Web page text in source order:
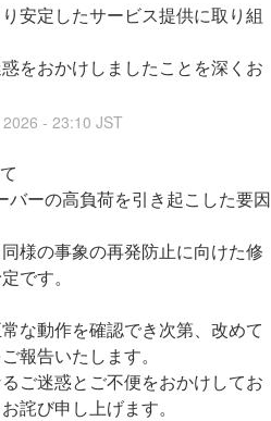
安定したサービス提供に取り組
をおかけしましたことを深くお
2026 - 23:10 JST
ーの高負荷を引き起こした要因
様の事象の再発防止に向けた修
です。
な動作を確認でき次第、改めて
報告いたします。
ご迷惑とご不便をおかけしてお
詫び申し上げます。